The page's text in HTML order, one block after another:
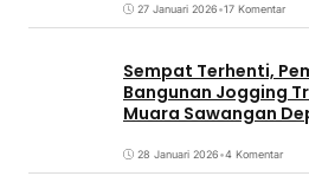
27 Januari 2026•17 Komentar
Sempat Terhenti,
Bangunan Jogging
Muara Sawangan
28 Januari 2026•4 Komentar